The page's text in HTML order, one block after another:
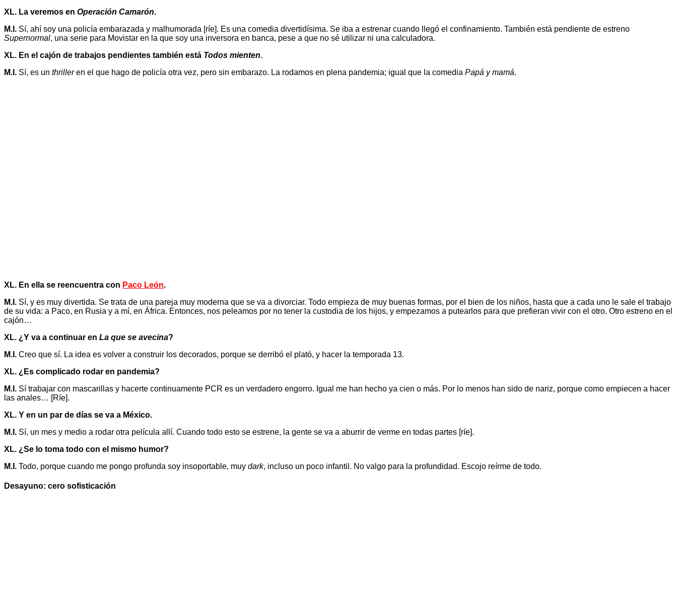
XL. La veremos en Operación Camarón.
M.I. Sí, ahí soy una policía embarazada y malhumorada [ríe]. Es una comedia divertidísima. Se iba a estrenar cuando llegó el confinamiento. También está pendiente de estreno
Supernormal, una serie para Movistar en la que soy una inversora en banca, pese a que no sé utilizar ni una calculadora.
XL. En el cajón de trabajos pendientes también está Todos mienten.
M.I. Sí, es un thrilleren el que hago de policía otra vez, pero sin embarazo. La rodamos en plena pandemia; igual que la comedia Papá y mamá.
XL. En ella se reencuentra con Paco León.
M.I. Sí, y es muy divertida. Se trata de una pareja muy moderna que se va a divorciar. Todo empieza de muy buenas formas, por el bien de los niños, hasta que a cada uno le sale el trabajo
de su vida: a Paco, en Rusia y a mí, en África. Entonces, nos peleamos por no tener la custodia de los hijos, y empezamos a putearlos para que prefieran vivir con el otro. Otro estreno en el
cajón…
XL. ¿Y va a continuar en La que se avecina?
M.I. Creo que sí. La idea es volver a construir los decorados, porque se derribó el plató, y hacer la temporada 13.
XL. ¿Es complicado rodar en pandemia?
M.I. Sí trabajar con mascarillas y hacerte continuamente PCR es un verdadero engorro. Igual me han hecho ya cien o más. Por lo menos han sido de nariz, porque como empiecen a hacer
las anales… [Ríe].
XL. Y en un par de días se va a México.
M.I. Sí, un mes y medio a rodar otra película allí. Cuando todo esto se estrene, la gente se va a aburrir de verme en todas partes [ríe].
XL. ¿Se lo toma todo con el mismo humor?
M.I. Todo, porque cuando me pongo profunda soy insoportable, muy dark, incluso un poco infantil. No valgo para la profundidad. Escojo reírme de todo.
Desayuno: cero sofisticación